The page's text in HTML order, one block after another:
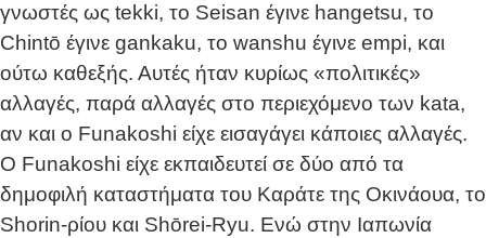
γνωστές ως tekki, το Seisan έγινε hangetsu, το
Chintō έγινε gankaku, το wanshu έγινε empi, και
ούτω καθεξής. Αυτές ήταν κυρίως «πολιτικές»
αλλαγές, παρά αλλαγές στο περιεχόμενο των kata,
αν και ο Funakoshi είχε εισαγάγει κάποιες αλλαγές.
Ο Funakoshi είχε εκπαιδευτεί σε δύο από τα
δημοφιλή καταστήματα του Καράτε της Οκινάουα, το
Shorin-ρίου και Shōrei-Ryu. Ενώ στην Ιαπωνία